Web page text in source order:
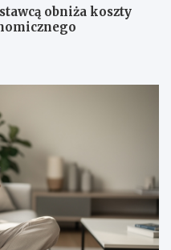
obniża koszty